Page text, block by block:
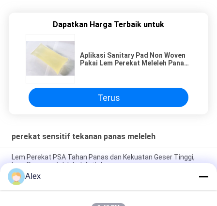
Dapatkan Harga Terbaik untuk
Aplikasi Sanitary Pad Non Woven
Pakai Lem Perekat Meleleh Panas
Terus
perekat sensitif tekanan panas meleleh
Lem Perekat PSA Tahan Panas dan Kekuatan Geser Tinggi,
Lem Panas untuk label digital
Lem PSA Tahan Panas Dan Kekuatan Geser Tinggi, Lem
Meleleh Panas
Alex